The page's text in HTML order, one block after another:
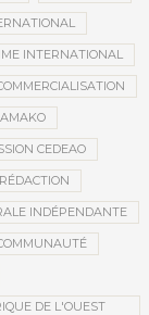
INTERNATIONAL
CEDEAO
INDÉPENDANTE
DE L'OUEST